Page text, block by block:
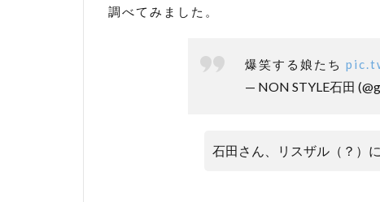
調べてみました。
爆笑する娘たち
— NON STYLE石田
石田さん、リスザル（？）